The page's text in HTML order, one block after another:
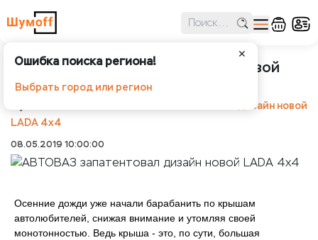
✕
Ошибка поиска региона!
Выбрать город или регион
АВТОВАЗ запатентовал дизайн новой
LADA 4x4
АВТОВАЗ запатентовал дизайн новой
LADA 4x4
08.05.2019 10:00:00
Осенние дожди уже начали барабанить по крышам
автолюбителей, снижая внимание и утомляя своей
монотонностью. Ведь крыша - это, по сути, большая